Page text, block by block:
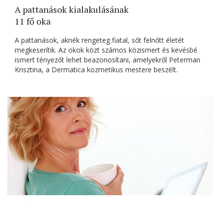
A pattanások kialakulásának
11 fő oka
A pattanások, aknék rengeteg fiatal, sőt felnőtt életét
megkeserítik. Az okok közt számos közismert és kevésbé
ismert tényezőt lehet beazonosítani, amelyekről Peterman
Krisztina, a Dermatica kozmetikus mestere beszélt.